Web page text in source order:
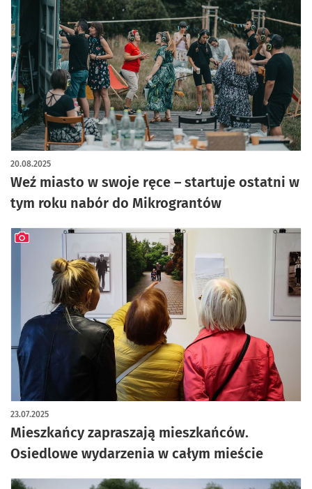
Weź miasto w swoje ręce – startuje ostatni w
tym roku nabór do Mikrograntów
20.08.2025
Mieszkańcy zapraszają mieszkańców.
Osiedlowe wydarzenia w całym mieście
23.07.2025
artykuł z galerią zdjęć